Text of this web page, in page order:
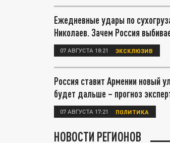
Ежедневные удары по
Николаев. Зачем Россия
07 АВГУСТА 18:21 ЭКСКЛЮЗИВ
Россия ставит Армении новый
будет дальше – прогноз
07 АВГУСТА 17:21 ПОЛИТИКА
НОВОСТИ РЕГИОНОВ